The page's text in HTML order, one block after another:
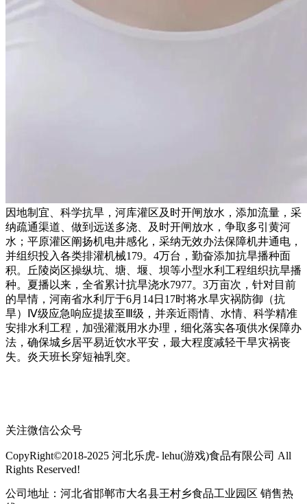
因地制宜、科学抗旱，河库灌区及时开闸放水，添加流量，采
纳疏通渠道、做到远送多浇、及时开闸放水，争取多引黄河
水；平原灌区阐扬机电井感化，采纳无效办法保障机井通电，
并组织投入各类排灌机械179。4万台，勤奋添加抗旱播种面
积。丘陵岗区操纵坑、塘、堰、坝等小型水利工程组织抗旱播
种。夏播以来，全省累计抗旱浇水7977。3万亩次，针对目前
的旱情，河南省水利厅于6月14日17时将水旱灾祸防御（抗
旱）Ⅳ级应急响应提拔至Ⅲ级，并亲近雨情、水情、科学精准
安排水利工程，加强灌溉用水办理，细化落实各项供水保障办
法，确保城乡居平易近饮水平安，最大程度减轻干旱灾祸丧
失。炎天班长穿短袖乳突。
关注微信公众号
CopyRight©2018-2025 河北乐虎- lehu(游戏)食品有限公司 All
Rights Reserved!
公司地址：河北省邯郸市大名县王村乡食品工业园区 销售热